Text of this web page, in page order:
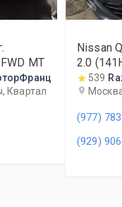
MT
Квартал
Nissan
2.0
539
(977)
(929)